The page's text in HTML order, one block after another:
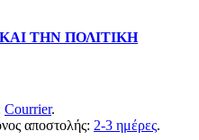
ΤΗΝ ΠΟΛΙΤΙΚΗ
Courrier.
αποστολής: 2-3 ημέρες.